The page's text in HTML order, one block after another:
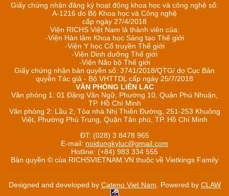
Giấy chứng nhận đăng ký hoạt động khoa học và công nghệ số:
A-1216 do Bộ Khoa học và Công nghệ
cấp ngày 27/4/2018
Viện RICHS Việt Nam là thành viên của:
-Viện Hàn lâm Khoa học Sáng tạo Thế giới
-Viện Y học Cổ truyền Thế giới
-Viện Dinh dưỡng Thế giới
-Viện Não bộ Thế giới
Giấy chứng nhận bản quyền số: 3741/2018/QTG/ do Cục Bản
quyền Tác giả - Bộ VHTTDL cấp ngày 25/7/2018
VĂN PHÒNG LIÊN LẠC
Văn phòng 1: 01 Đặng Văn Ngữ, Phường 10, Quận Phú Nhuận,
TP. Hồ Chí Minh
Văn phòng 2: Lầu 2, Tòa nhà Nhị Thiên Đường, 251-253 Khuông
Việt, Phường Phú Trung, Quận Tân phú, TP. Hồ Chí Minh
ĐT: (028) 3 8478 965
E-mail: noidungkyluc@gmail.com
Hotline: (+84) 983 334 555
Bản quyền © của RICHSVIETNAM.VN thuộc về Vietkings Family
Designed and developed by Cateno Viet Nam . Powered by CLAW